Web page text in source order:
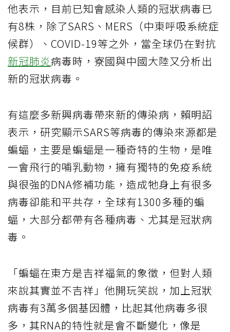
他表示，目前已知會感染人類的冠狀病毒已
有8株，除了SARS、MERS（中東呼吸系統症
候群）、COVID-19等之外，當全球仍在對抗
新冠肺炎病毒時，寮國與中國大陸又分析出
新的冠狀病毒。
有這麼多新興病毒帶來新的傳染病，賴明詔
表示，研究顯示SARS等病毒的傳染來源都是
蝙蝠，主要是蝙蝠是一種奇特的生物，是唯
一會飛行的哺乳動物，擁有獨特的免疫系統
與很強的DNA修補功能，造成牠身上有很多
病毒卻能和平共存，全球有1300多種的蝙
蝠，大部分都帶有各種病毒、尤其是冠狀病
毒。
「蝙蝠在東方是吉祥福氣的象徵，但對人類
來說其實並不吉祥」他開玩笑說，加上冠狀
病毒有3萬多個基因體，比起其他病毒多很
多，其RNA的特性就是會不斷變化，像是